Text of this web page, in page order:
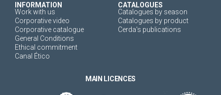
INFORMATION
Work with us
Corporative video
Corporative catalogue
General Conditions
Ethical commitment
Canal Ético
CATALOGUES
Catalogues by season
Catalogues by product
Cerda's publications
MAIN LICENCES